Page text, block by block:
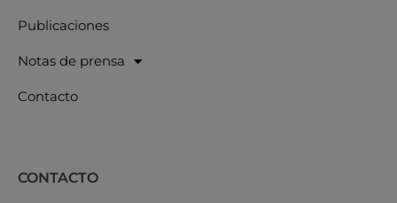
Publicaciones
Notas de prensa
Contacto
CONTACTO